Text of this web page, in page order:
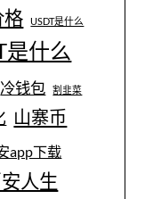
格 USDT是什么
是什么
冷钱包 割韭菜
山寨币
app下载
人生